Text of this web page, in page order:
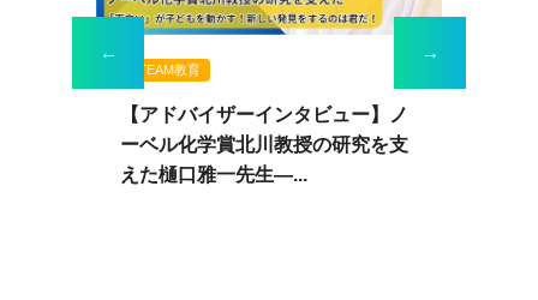
STEAM教育
【アドバイザーインタビュー】ノ
ーベル化学賞北川教授の研究を支
えた樋口雅一先生―...
← →